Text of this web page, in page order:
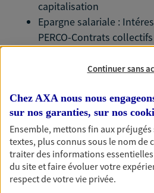
capitalisation
Epargne salariale :
PERCO-Contrats
Rencontrons-nous pour en
Nos expertises
Continuer sans
Chez AXA nous nous
sur nos garanties, sur nos
Ensemble, mettons fin aux
textes, plus connus sous le nom de
traiter des informations
du site et faire évoluer votre
respect de votre vie privée.